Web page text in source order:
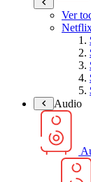
Ver
Audio